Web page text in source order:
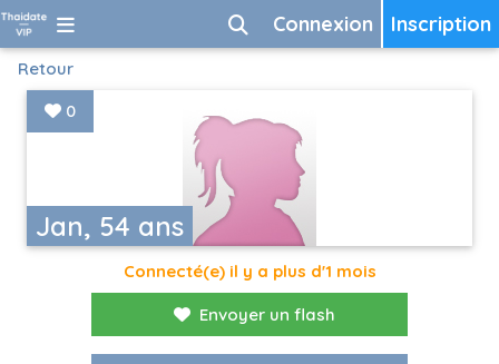
Inscription
Connexion
Retour
Jan, 54 ans
0
Connecté(e) il y a plus d'1 mois
Envoyer un flash